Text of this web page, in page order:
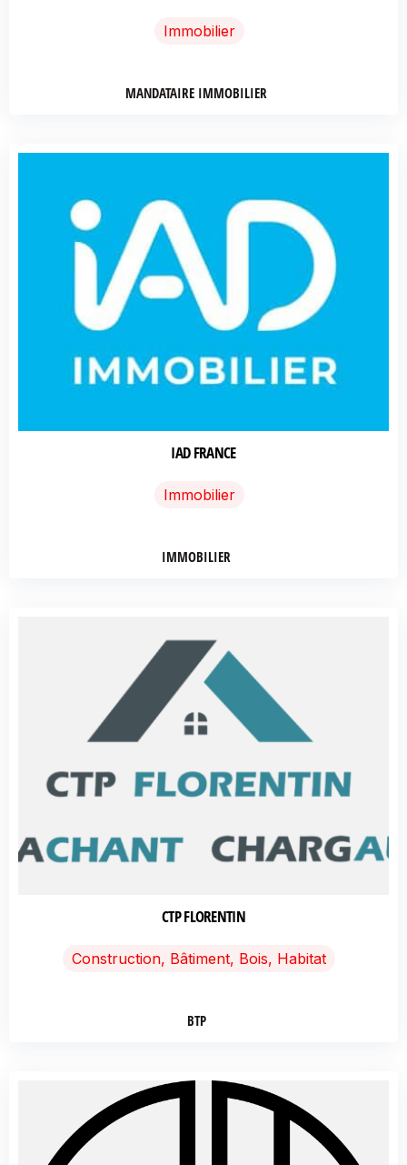
Immobilier
MANDATAIRE IMMOBILIER
IAD FRANCE
Immobilier
IMMOBILIER
CTP FLORENTIN
Construction, Bâtiment, Bois, Habitat
BTP